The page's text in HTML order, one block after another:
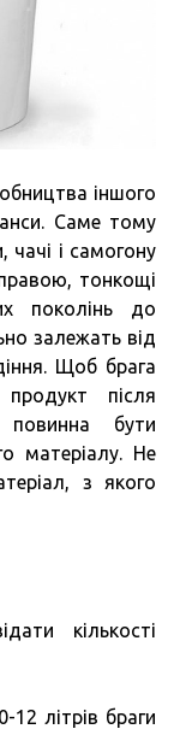
іншого
Саме тому
чачі і самогону
тонкощі
поколінь до
залежать від
Щоб брага
після
повинна бути
матеріалу. Не
з якого
кількості
12 літрів браги